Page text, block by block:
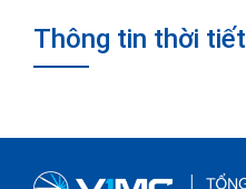
Thông tin thời tiết